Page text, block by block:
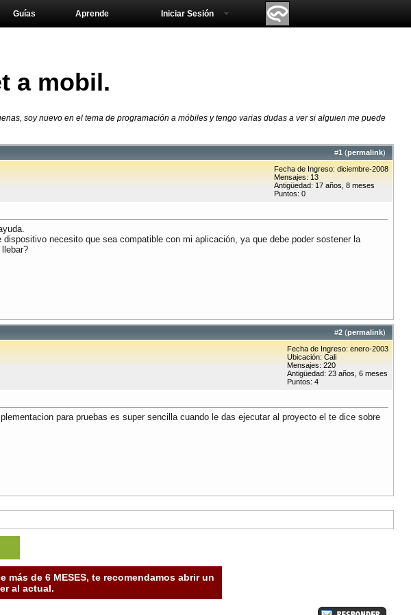
Aprende
Guías Iniciar Sesión
a mobil.
soy nuevo en el tema de programación a móbiles y tengo varias dudas a ver si alguien me puede
#1 (permalink)
Fecha de Ingreso: diciembre-2008
Mensajes: 13
Antigüedad: 17 años, 8 meses
Puntos: 0
necesito que sea compatible con mi aplicación, ya que debe poder sostener la
#2 (permalink)
Fecha de Ingreso: enero-2003
Ubicación: Cali
Mensajes: 220
Antigüedad: 23 años, 6 meses
Puntos: 4
para pruebas es super sencilla cuando le das ejecutar al proyecto el te dice sobre
de 6 MESES, te recomendamos abrir un
al actual.